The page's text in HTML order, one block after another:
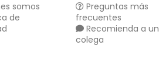
somos
de
Preguntas más
frecuentes
Recomienda a un
colega